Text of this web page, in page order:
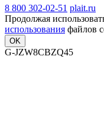
8 800 302-02-51 plait.ru
Продолжая
использования файлов
OK
G-JZW8CBZQ45